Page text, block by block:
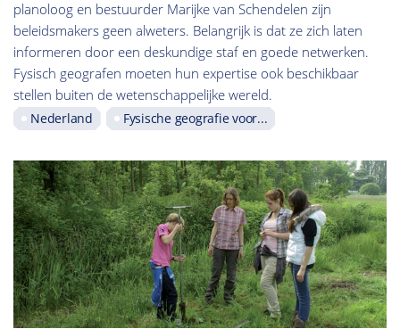
planoloog en bestuurder Marijke van Schendelen zijn
beleidsmakers geen alweters. Belangrijk is dat ze zich laten
informeren door een deskundige staf en goede netwerken.
Fysisch geografen moeten hun expertise ook beschikbaar
stellen buiten de wetenschappelijke wereld.
Nederland Fysische geografie voor...